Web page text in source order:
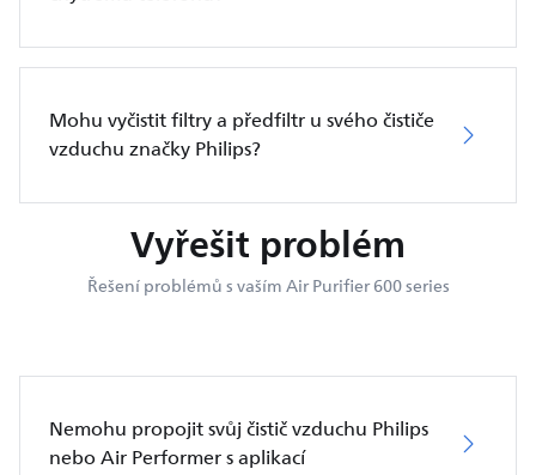
Mohu vyčistit filtry a předfiltr u svého čističe
vzduchu značky Philips?
Vyřešit problém
Řešení problémů s vaším Air Purifier 600 series
Nemohu propojit svůj čistič vzduchu Philips
nebo Air Performer s aplikací